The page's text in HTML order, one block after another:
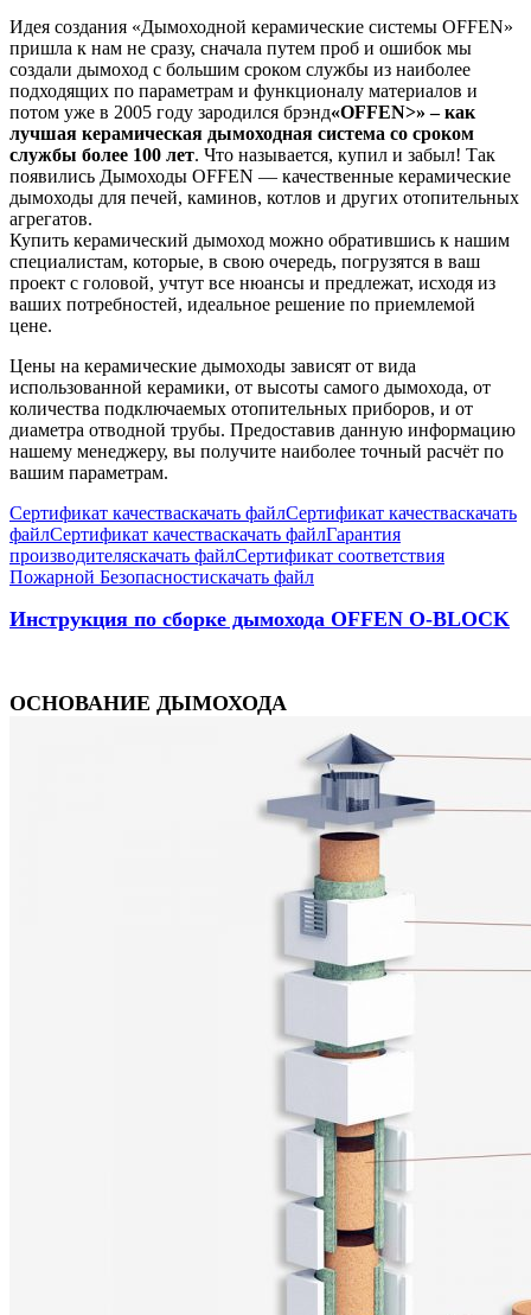
Идея создания «Дымоходной керамические системы OFFEN»
пришла к нам не сразу, сначала путем проб и ошибок мы
создали дымоход с большим сроком службы из наиболее
подходящих по параметрам и функционалу материалов и
потом уже в 2005 году зародился брэнд«OFFEN>» – как
лучшая керамическая дымоходная система со сроком
службы более 100 лет. Что называется, купил и забыл! Так
появились Дымоходы OFFEN — качественные керамические
дымоходы для печей, каминов, котлов и других отопительных
агрегатов.
Купить керамический дымоход можно обратившись к нашим
специалистам, которые, в свою очередь, погрузятся в ваш
проект с головой, учтут все нюансы и предлежат, исходя из
ваших потребностей, идеальное решение по приемлемой
цене.
Цены на керамические дымоходы зависят от вида
использованной керамики, от высоты самого дымохода, от
количества подключаемых отопительных приборов, и от
диаметра отводной трубы. Предоставив данную информацию
нашему менеджеру, вы получите наиболее точный расчёт по
вашим параметрам.
Сертификат качестваскачать файлСертификат качестваскачать
файлСертификат качестваскачать файлГарантия
производителяскачать файлСертификат соответствия
Пожарной Безопасностискачать файл
Инструкция по сборке дымохода OFFEN O-BLOCK
ОСНОВАНИЕ ДЫМОХОДА